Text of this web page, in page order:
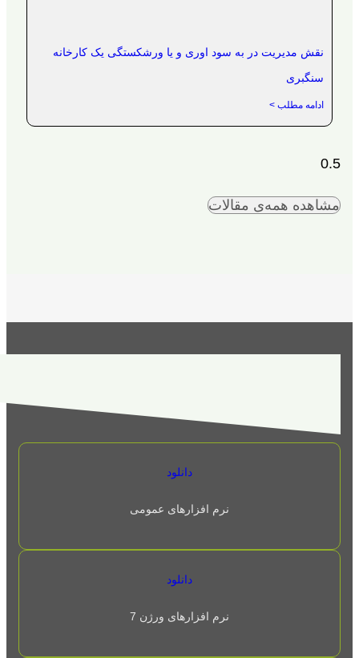
نقش مدیریت در به سود اوری و یا ورشکستگی یک کارخانه
سنگبری
ادامه مطلب >
مشاهده همه‌ی مقالات
دانلود
نرم افزارهای عمومی
دانلود
نرم افزارهای ورژن 7